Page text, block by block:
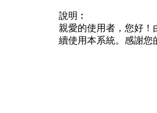
說明︰
親愛的使用者，您好
續使用本系統。感謝您